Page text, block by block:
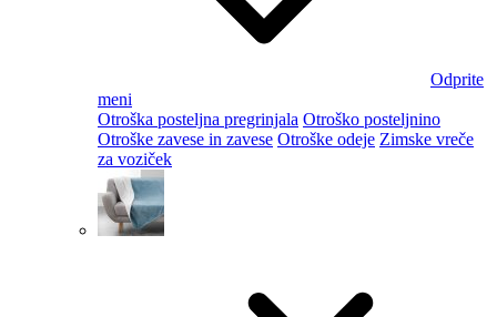
Odprite
meni
Otroška posteljna pregrinjala Otroško posteljnino
Otroške zavese in zavese Otroške odeje Zimske vreče
za voziček